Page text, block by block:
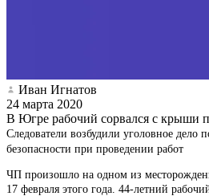
Иван Игнатов
24 марта 2020
В Югре рабочий сорвался с крыши
Следователи возбудили уголовное дело
безопасности при проведении работ
ЧП произошло на одном из
17 февраля этого года. 44-летний